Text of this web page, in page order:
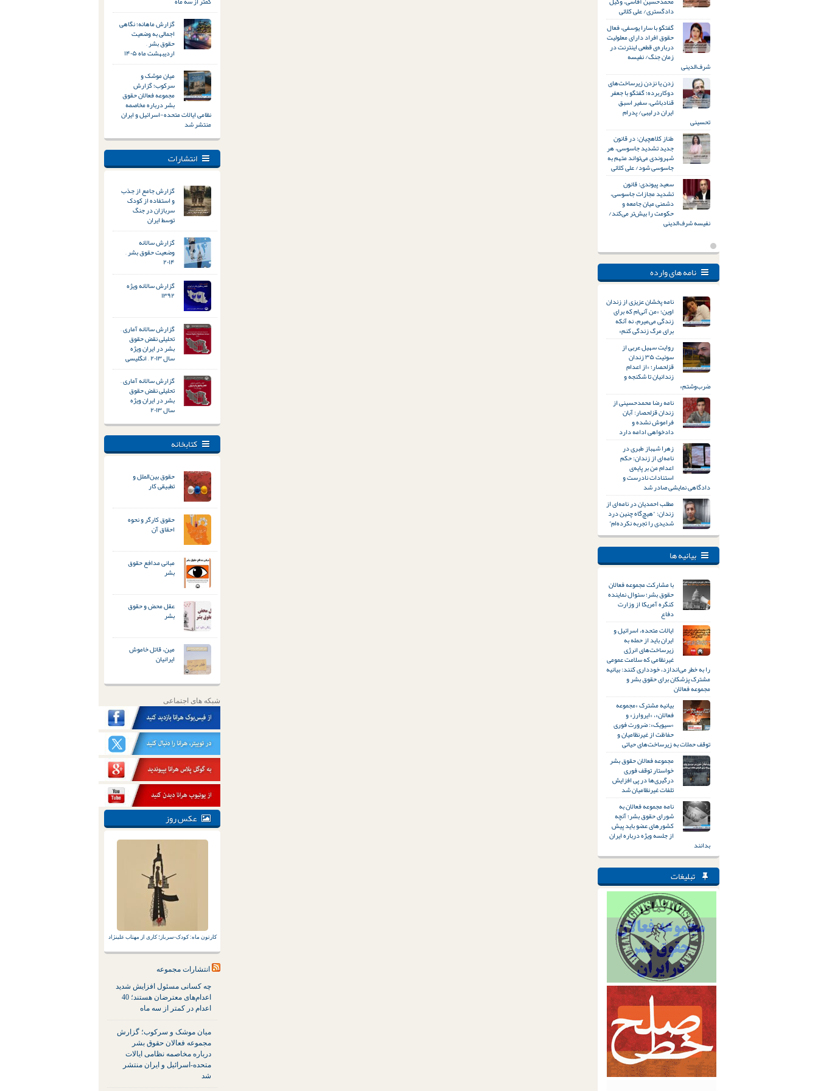
گزارش ماهانه؛ نگاهی
اجمالی به وضعیت
حقوق بشر –
اردیبهشت ماه ۱۴۰۵
میان موشک و
سرکوب؛ گزارش
مجموعه فعالان حقوق
بشر درباره مخاصمه
نظامی ایالات متحده-اسرائیل و ایران
منتشر شد
انتشارات
گزارش جامع از جذب
و استفاده از کودک
سربازان در جنگ
توسط ایران
گزارش سالانه
وضعیت حقوق بشر –
۲۰۱۴
گزارش سالانه ویژه
۱۳۹۲
گزارش سالانه آماری –
تحلیلی نقض حقوق
بشر در ایران ویژه
سال ۲۰۱۳ – انگلیسی
گزارش سالانه آماری –
تحلیلی نقض حقوق
بشر در ایران ویژه
سال ۲۰۱۳
کتابخانه
حقوق بین‌الملل و
تطبیقی کار
حقوق کارگر و نحوه
احقاق آن
مبانی مدافع حقوق
بشر
عقل محض و حقوق
بشر
مین، قاتل خاموش
ایرانیان
شبکه های اجتماعی
عکس روز
کارتون ماه: کودک-سرباز؛ کاری از مهتاب علینژاد
انتشارات مجموعه
چه کسانی مسئول افزایش شدید
اعدام‌های معترضان هستند؛ 40
اعدام در کمتر از سه ماه
میان موشک و سرکوب؛ گزارش
مجموعه فعالان حقوق بشر
درباره مخاصمه نظامی ایالات
متحده-اسرائیل و ایران منتشر
شد
دادگستری/ علی کلائی
گفتگو با سارا یوسفی، فعال
حقوق افراد دارای معلولیت
درباره‌ی قطعی اینترنت در
زمان جنگ/ نفیسه
شرف‌الدینی
زدن یا نزدن زیرساخت‌های
دوکاربرده؛ گفتگو با جعفر
قنادباشی، سفیر اسبق
ایران در لیبی/ پدرام
تحسینی
طناز کلاهچیان: در قانون
جدید تشدید جاسوسی، هر
شهروندی می‌تواند متهم به
جاسوسی شود/ علی کلائی
سعید پیوندی: قانون
تشدید مجازات جاسوسی،
دشمنی میان جامعه و
حکومت را بیش‌تر می‌کند/
نفیسه شرف‌الدینی
نامه های وارده
نامه پخشان عزیزی از زندان
اوین؛ «من آنی‌ام که برای
زندگی می‌میرم، نه آنکه
برای مرگ زندگی کنم»
روایت سهیل عربی از
سوئیت ۳۵ زندان
قزلحصار؛ «از اعدام
زندانیان تا شکنجه و
ضرب‌وشتم»
نامه رضا محمدحسینی از
زندان قزلحصار: آبان
فراموش نشده و
دادخواهی ادامه دارد
زهرا شهباز طبری در
نامه‌ای از زندان: حکم
اعدام من بر پایه‌ی
استنادات نادرست و
دادگاهی نمایشی صادر شد
مطلب احمدیان در نامه‌ای از
زندان: “هیچ‌گاه چنین درد
شدیدی را تجربه نکرده‌ام”
بیانیه ها
با مشارکت مجموعه فعالان
حقوق بشر؛ سئوال نماینده
کنگره آمریکا از وزارت
دفاع
ایالات متحده، اسرائیل و
ایران باید از حمله به
زیرساخت‌های انرژی
غیرنظامی که سلامت عمومی
را به خطر می‌اندازد، خودداری کنند: بیانیه
مشترک پزشکان برای حقوق بشر و
مجموعه فعالان
بیانیه مشترک «مجموعه
فعالان»، «ایروارز» و
«سیویک»: ضرورت فوری
حفاظت از غیرنظامیان و
توقف حملات به زیرساخت‌های حیاتی
مجموعه فعالان حقوق بشر
خواستار توقف فوری
درگیری‌ها در پی افزایش
تلفات غیرنظامیان شد
نامه مجموعه فعالان به
شورای حقوق بشر؛ آنچه
کشورهای عضو باید پیش
از جلسه ویژه درباره ایران
بدانند
تبلیغات